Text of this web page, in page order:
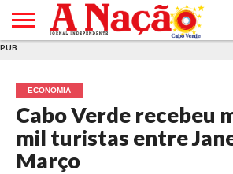
E DE
COOKIES
DE
UTILIZAÇÃO
PUB
ECONOMIA
Cabo Verde recebeu
mil turistas entre
Março